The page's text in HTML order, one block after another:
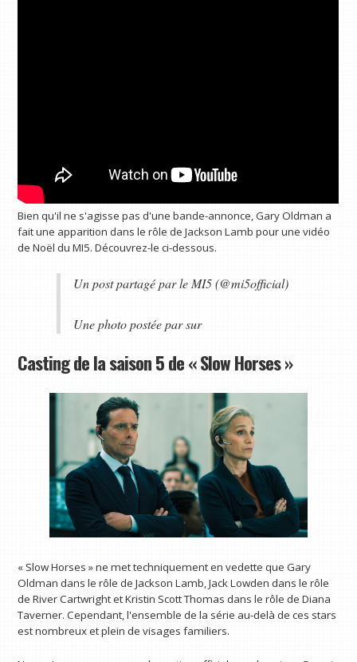
Bien qu'il ne s'agisse pas d'une bande-annonce, Gary Oldman a
fait une apparition dans le rôle de Jackson Lamb pour une vidéo
de Noël du MI5. Découvrez-le ci-dessous.
Un post partagé par le MI5 (@mi5official)
Une photo postée par sur
Casting de la saison 5 de « Slow Horses »
« Slow Horses » ne met techniquement en vedette que Gary
Oldman dans le rôle de Jackson Lamb, Jack Lowden dans le rôle
de River Cartwright et Kristin Scott Thomas dans le rôle de Diana
Taverner. Cependant, l'ensemble de la série au-delà de ces stars
est nombreux et plein de visages familiers.